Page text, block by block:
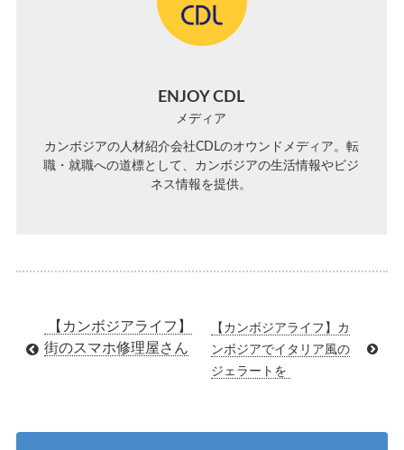
ENJOY CDL
メディア
カンボジアの人材紹介会社CDLのオウンドメディア。転
職・就職への道標として、カンボジアの生活情報やビジ
ネス情報を提供。
【カンボジアライフ】
街のスマホ修理屋さん
【カンボジアライフ】カ
ンボジアでイタリア風の
ジェラートを